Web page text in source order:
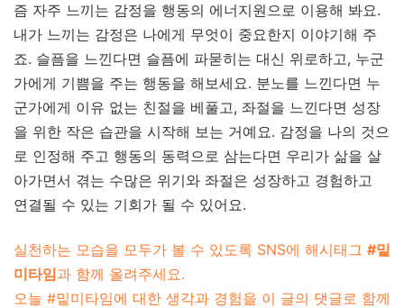
즘 자주 느끼는 감정을 행동의 에너지원으로 이용해 봐요.
내가 느끼는 감정은 나에게 무엇이 중요한지 이야기해 주
죠. 슬픔을 느낀다면 슬픔에 파묻히는 대신 위로하고, 누군
가에게 기쁨을 주는 행동을 해보세요. 분노를 느낀다면 누
군가에게 이유 없는 친절을 베풀고, 좌절을 느낀다면 성장
을 위한 작은 습관을 시작해 보는 거예요. 감정을 나의 것으
로 인정해 주고 행동의 동력으로 삼는다면 우리가 삶을 살
아가면서 겪는 수많은 위기와 좌절은 성장하고 경험하고
연결될 수 있는 기회가 될 수 있어요.
실천하는 모습을 모두가 볼 수 있도록 SNS에 해시태그 #밑
미타임과 함께 올려주세요.
오늘 #밑미타임에 대한 생각과 경험을 이 글의 댓글로 함께